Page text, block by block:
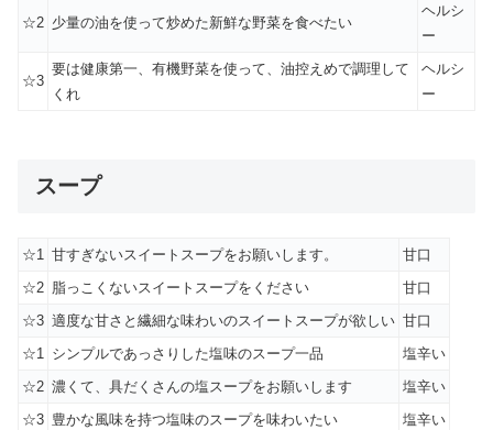
☆2 少量の油を使って炒めた新鮮な野菜を食べたい
ヘルシ
ー
☆3
要は健康第一、有機野菜を使って、油控えめで調理して
くれ
ヘルシ
ー
スープ
☆1 甘すぎないスイートスープをお願いします。
甘口
☆2 脂っこくないスイートスープをください
甘口
☆3 適度な甘さと繊細な味わいのスイートスープが欲しい 甘口
☆1 シンプルであっさりした塩味のスープ一品
塩辛い
☆2 濃くて、具だくさんの塩スープをお願いします
塩辛い
☆3 豊かな風味を持つ塩味のスープを味わいたい 塩辛い